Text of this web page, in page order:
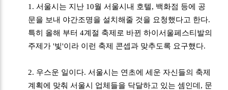
1. 서울시는 지난 10월 서울시내 호텔, 백화점 등에 공
문을 보내 야간조명을 설치해줄 것을 요청했다고 한다.
특히 올해 부터 4계절 축제로 바뀐 하이서울페스티발의
주제가 '빛'이라 이런 축제 콘셉과 맞추도록 요구했다.
2. 우스운 일이다. 서울시는 연초에 세운 자신들의 축제
계획에 맞춰 서울시 업체들을 닥달하고 있는 셈인데, 문